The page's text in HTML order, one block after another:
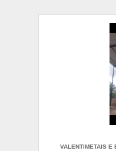
VALENTIMETAIS E